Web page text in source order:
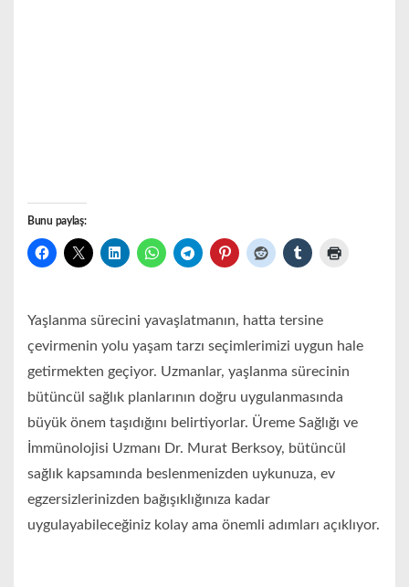
Bunu paylaş:
Yaşlanma sürecini yavaşlatmanın, hatta tersine
çevirmenin yolu yaşam tarzı seçimlerimizi uygun hale
getirmekten geçiyor. Uzmanlar, yaşlanma sürecinin
bütüncül sağlık planlarının doğru uygulanmasında
büyük önem taşıdığını belirtiyorlar. Üreme Sağlığı ve
İmmünolojisi Uzmanı Dr. Murat Berksoy, bütüncül
sağlık kapsamında beslenmenizden uykunuza, ev
egzersizlerinizden bağışıklığınıza kadar
uygulayabileceğiniz kolay ama önemli adımları açıklıyor.